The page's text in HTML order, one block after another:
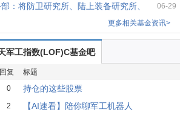
：将防卫研究所、陆上装备研究所、
06-29
更多相关基金资讯>
军工指数(LOF)C基金吧
回复 标题
0 持仓的这些股票
2 【AI速看】陪你聊军工机器人